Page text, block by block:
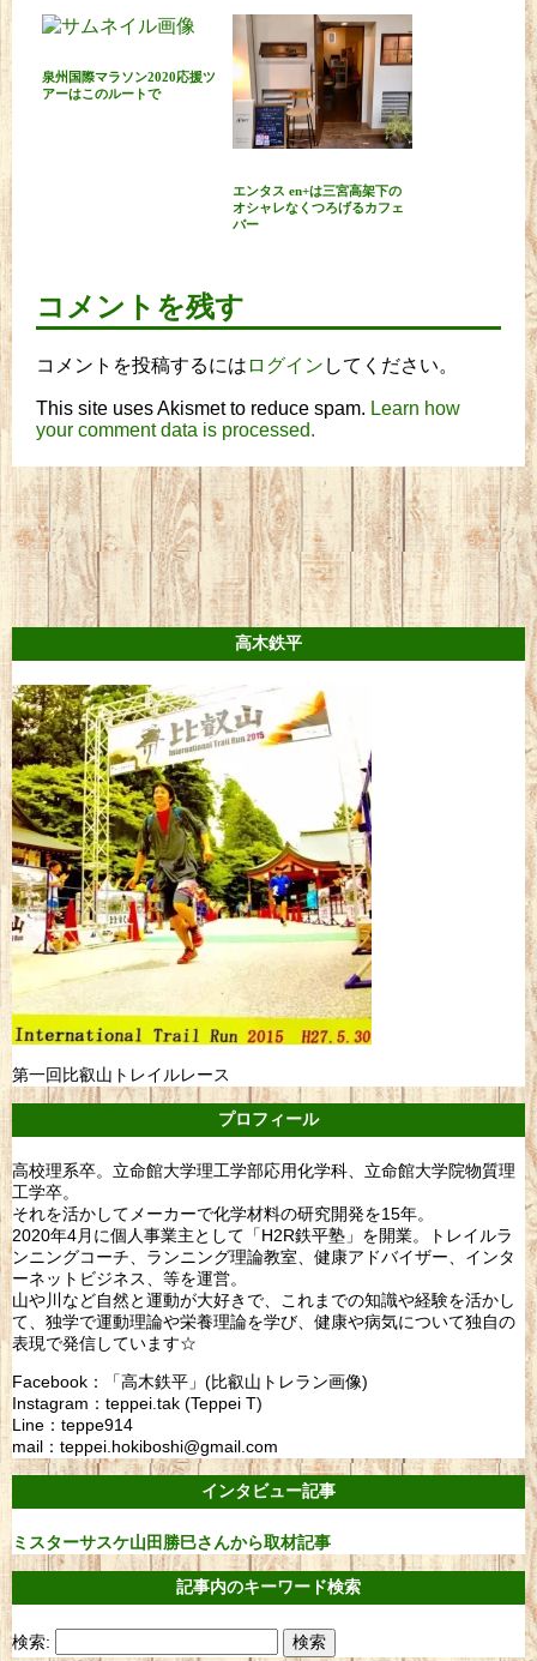
泉州国際マラソン2020応援ツ
アーはこのルートで
エンタス en+は三宮高架下の
オシャレなくつろげるカフェ
バー
コメントを残す
コメントを投稿するには ログイン してください。
This site uses Akismet to reduce spam. Learn how
your comment data is processed.
高木鉄平
第一回比叡山トレイルレース
プロフィール
高校理系卒。立命館大学理工学部応用化学科、立命館大学院物質理
工学卒。
それを活かしてメーカーで化学材料の研究開発を15年。
2020年4月に個人事業主として「H2R鉄平塾」を開業。トレイルラ
ンニングコーチ、ランニング理論教室、健康アドバイザー、インタ
ーネットビジネス、等を運営。
山や川など自然と運動が大好きで、これまでの知識や経験を活かし
て、独学で運動理論や栄養理論を学び、健康や病気について独自の
表現で発信しています☆
Facebook：「高木鉄平」(比叡山トレラン画像)
Instagram：teppei.tak (Teppei T)
Line：teppe914
mail：teppei.hokiboshi@gmail.com
インタビュー記事
ミスターサスケ山田勝巳さんから取材記事
記事内のキーワード検索
検索: